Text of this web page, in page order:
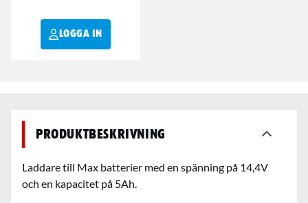
LOGGA IN
Produktbeskrivning
Laddare till Max batterier med en spänning på 14,4V
och en kapacitet på 5Ah.